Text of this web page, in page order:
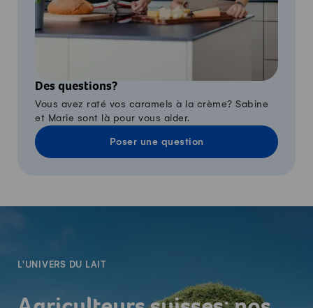
Des questions?
Vous avez raté vos caramels à la crème? Sabine
et Marie sont là pour vous aider.
Poser une question
L'UNIVERS DU LAIT